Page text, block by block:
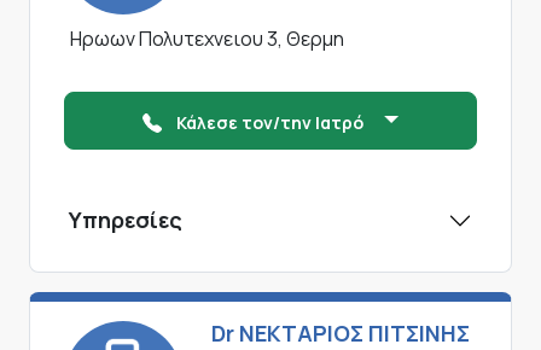
Ηρωων Πολυτεχνειου 3, Θερμη
Κάλεσε τον/την Ιατρό
Υπηρεσίες
Dr ΝΕΚΤΑΡΙΟΣ ΠΙΤΣΙΝΗΣ